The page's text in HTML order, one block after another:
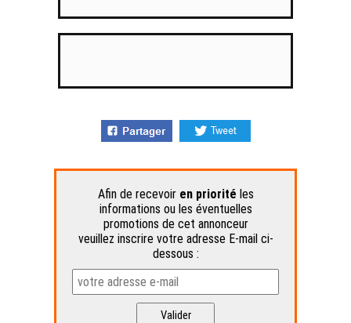
Afin de recevoir en priorité les
informations ou les éventuelles
promotions de cet annonceur
veuillez inscrire votre adresse E-mail ci-
dessous :